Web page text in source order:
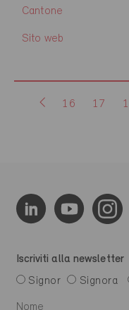
Cantone
Sito web
16 17
Iscriviti alla newsletter
Signor
Signora